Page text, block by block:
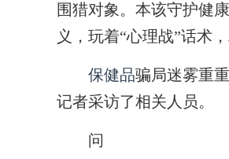
围猎对象。本该守护健
义，玩着“心理战”话术
保健品骗局迷雾重
记者采访了相关人员。
问